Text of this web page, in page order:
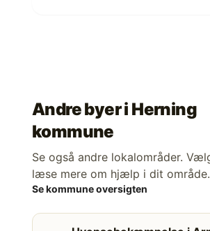
Andre byer i Herning
kommune
Se også andre lokalområder.
læse mere om hjælp i dit område.
Se kommune oversigten